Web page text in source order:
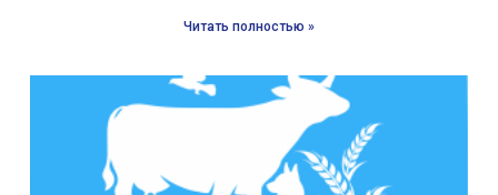
Читать полностью »